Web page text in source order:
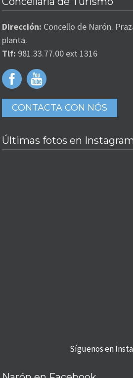
Dirección: Concello de Narón.
planta.
Tlf: 981.33.77.00 ext 1316
CONTACTA CON NÓS
Últimas fotos en
Síguenos en